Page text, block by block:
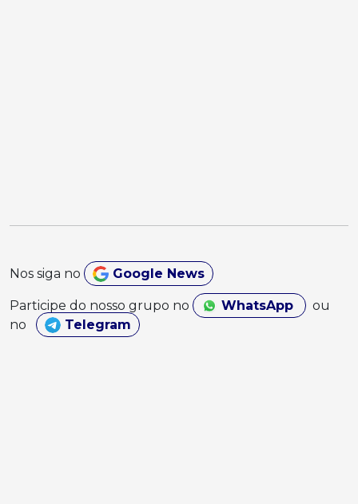
Nos siga no Google News
Participe do nosso grupo no WhatsApp
ou
no
Telegram